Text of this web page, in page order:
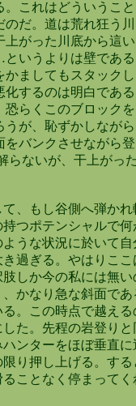
。これはどういうこ
のだ。道は荒れ狂う
上がった川底から這い
いうよりは壁である
ましてもスタックし
するのは明白である
らくこのブロックを
が、恥ずかしながら
バンクさせながら登
らないが、干上がった
もし谷側へ弾かれ
つポテンシャルで何
うな状況に於いて自
過ぎる。やはりここ
しか今の私には無
かなり急な斜面で
。この時点で越える
た。先程の岩登りと
ンターをほぼ垂直に
り押し上げる。す
ことなく停まってく